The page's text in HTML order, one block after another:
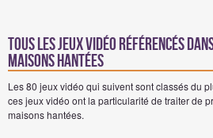
Tous les jeux vidéo référencés
maisons hantées
Les 80 jeux vidéo qui suivent sont classés du
ces jeux vidéo ont la particularité de traiter de
maisons hantées.